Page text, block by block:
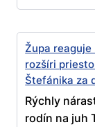
Župa
rozšíri
Štefánika za
Rýchly
rodín na juh